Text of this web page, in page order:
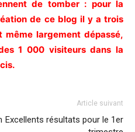
de tomber : pour la
de ce blog il y a trois
largement dépassé,
1 000 visiteurs dans la
Article suivant
Excellents résultats pour le 1er